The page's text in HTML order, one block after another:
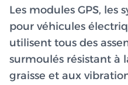
Les modules GPS, les
pour véhicules
utilisent tous des
surmoulés résistant à
graisse et aux